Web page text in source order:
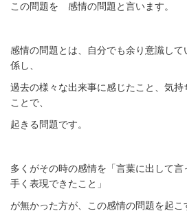
この問題を 感情の問題と言います。
感情の問題とは、自分でも余り意識し
係し、
過去の様々な出来事に感じたこと、気持
ことで、
起きる問題です。
多くがその時の感情を「言葉に出して
手く表現できたこと」
が無かった方が、この感情の問題を起こ